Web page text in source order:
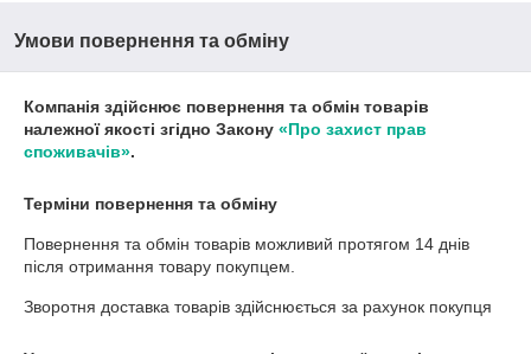
Умови повернення та обміну
Компанія здійснює повернення та обмін товарів
належної якості згідно Закону «Про захист прав
споживачів».
Терміни повернення та обміну
Повернення та обмін товарів можливий протягом 14 днів
після отримання товару покупцем.
Зворотня доставка товарів здійснюється за рахунок покупця